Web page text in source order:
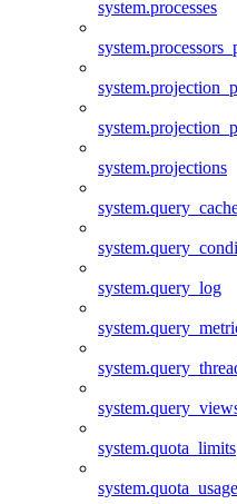
system.processes
system.projections
system.query_log
system.quota_limits
system.quota_usage